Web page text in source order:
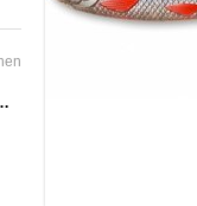
Roach 26cm